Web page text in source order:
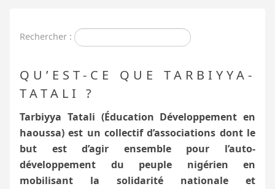
Rechercher :
QU’EST-CE QUE TARBIYYA-
TATALI
?
Tarbiyya Tatali (Éducation Développement en
haoussa) est un collectif d’associations dont le
but est d’agir ensemble pour l’auto-
développement du peuple nigérien en
mobilisant la solidarité nationale et